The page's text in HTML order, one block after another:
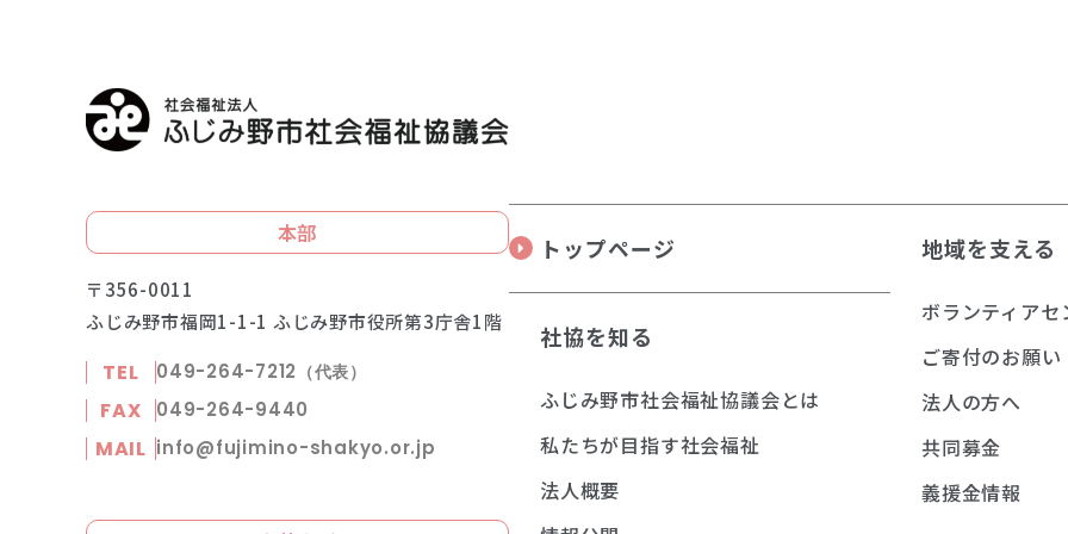
本部
〒356-0011
ふじみ野市福岡1-1-1 ふじみ野市役所第3庁舎1階
TEL 049-264-7212 （代表）
FAX 049-264-9440
MAIL info@fujimino-shakyo.or.jp
トップページ
社協を知る
ふじみ野市社会福祉協議会とは
私たちが目指す社会福祉
法人概要
地域を支える
ボランティアセ
ご寄付のお願い
法人の方へ
共同募金
義援金情報